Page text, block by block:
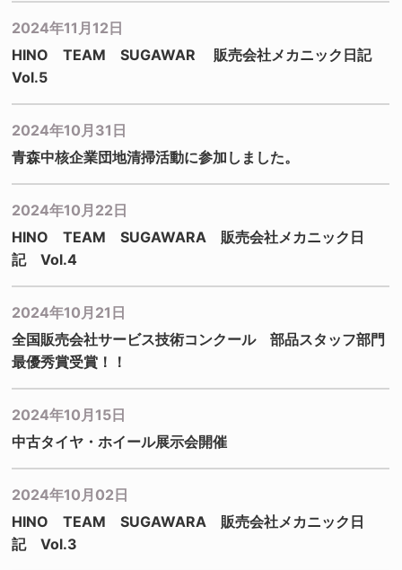
2024年11月12日
HINO TEAM SUGAWAR 販売会社メカニック日記
Vol.5
2024年10月31日
青森中核企業団地清掃活動に参加しました。
2024年10月22日
HINO TEAM SUGAWARA 販売会社メカニック日
記 Vol.4
2024年10月21日
全国販売会社サービス技術コンクール 部品スタッフ部門
最優秀賞受賞！！
2024年10月15日
中古タイヤ・ホイール展示会開催
2024年10月02日
HINO TEAM SUGAWARA 販売会社メカニック日
記 Vol.3